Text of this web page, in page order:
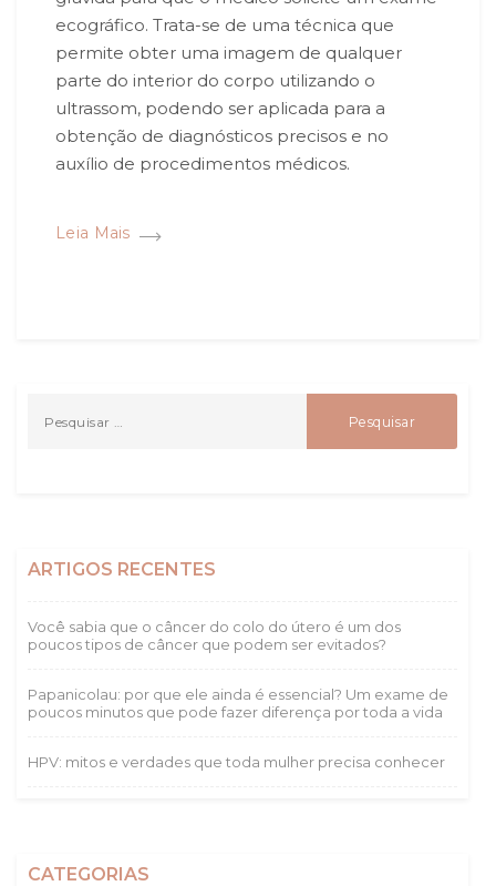
ecográfico. Trata-se de uma técnica que
permite obter uma imagem de qualquer
parte do interior do corpo utilizando o
ultrassom, podendo ser aplicada para a
obtenção de diagnósticos precisos e no
auxílio de procedimentos médicos.
Leia Mais
ARTIGOS RECENTES
Você sabia que o câncer do colo do útero é um dos
poucos tipos de câncer que podem ser evitados?
Papanicolau: por que ele ainda é essencial? Um exame de
poucos minutos que pode fazer diferença por toda a vida
HPV: mitos e verdades que toda mulher precisa conhecer
CATEGORIAS